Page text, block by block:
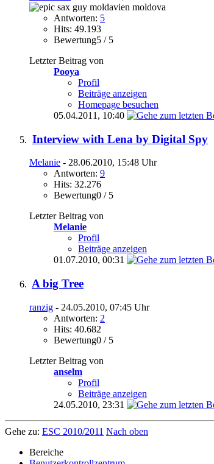
Antworten: 5
Hits: 49.193
Bewertung5 / 5
Letzter Beitrag von
Pooya
Profil
Beiträge anzeigen
Homepage besuchen
05.04.2011, 10:40
Interview with Lena by Digital Spy
Melanie - 28.06.2010, 15:48 Uhr
Antworten: 9
Hits: 32.276
Bewertung0 / 5
Letzter Beitrag von
Melanie
Profil
Beiträge anzeigen
01.07.2010, 00:31
A big Tree
ranzig - 24.05.2010, 07:45 Uhr
Antworten: 2
Hits: 40.682
Bewertung0 / 5
Letzter Beitrag von
anselm
Profil
Beiträge anzeigen
24.05.2010, 23:31
Gehe zu: ESC 2010/2011 Nach oben
Bereiche